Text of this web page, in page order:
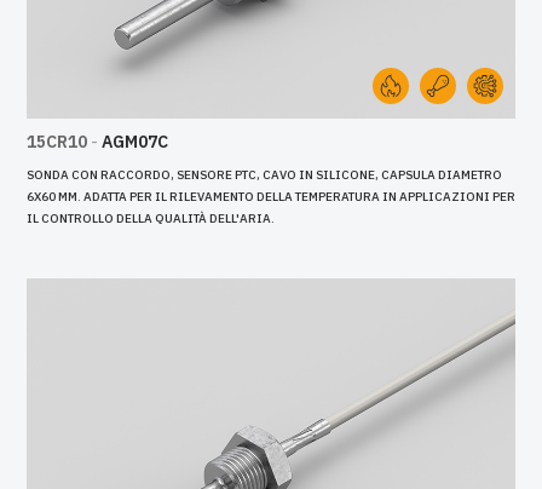
15CR10 - AGM07C
SONDA CON RACCORDO, SENSORE PTC, CAVO IN SILICONE, CAPSULA DIAMETRO
6X60 MM. ADATTA PER IL RILEVAMENTO DELLA TEMPERATURA IN APPLICAZIONI PER
IL CONTROLLO DELLA QUALITÀ DELL'ARIA.